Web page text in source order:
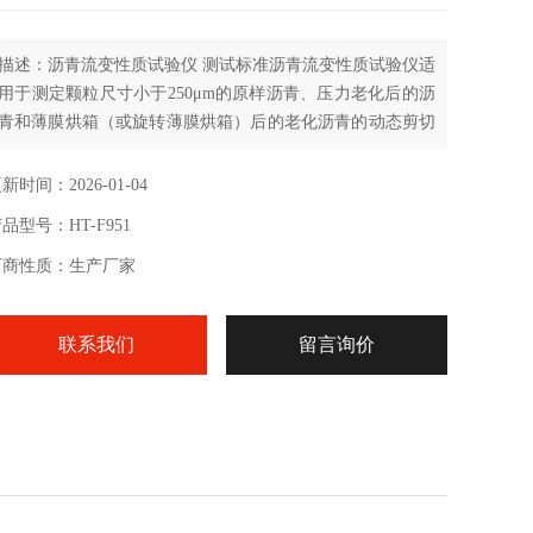
述：沥青流变性质试验仪 测试标准沥青流变性质试验仪适
用于测定颗粒尺寸小于250μm的原样沥青、压力老化后的沥
和薄膜烘箱（或旋转薄膜烘箱）后的老化沥青的动态剪切
新时间：2026-01-04
品型号：HT-F951
商性质：生产厂家
联系我们 留言询价